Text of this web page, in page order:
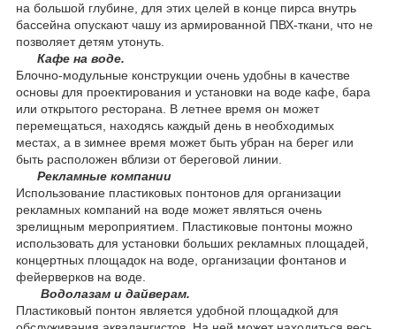
на большой глубине, для этих целей в конце пирса внутрь
бассейна опускают чашу из армированной ПВХ-ткани, что не
позволяет детям утонуть.
Кафе на воде.
Блочно-модульные конструкции очень удобны в качестве
основы для проектирования и установки на воде кафе, бара
или открытого ресторана. В летнее время он может
перемещаться, находясь каждый день в необходимых
местах, а в зимнее время может быть убран на берег или
быть расположен вблизи от береговой линии.
Рекламные компании
Использование пластиковых понтонов для организации
рекламных компаний на воде может являться очень
зрелищным мероприятием. Пластиковые понтоны можно
использовать для установки больших рекламных площадей,
концертных площадок на воде, организации фонтанов и
фейерверков на воде.
Водолазам и дайверам.
Пластиковый понтон является удобной площадкой для